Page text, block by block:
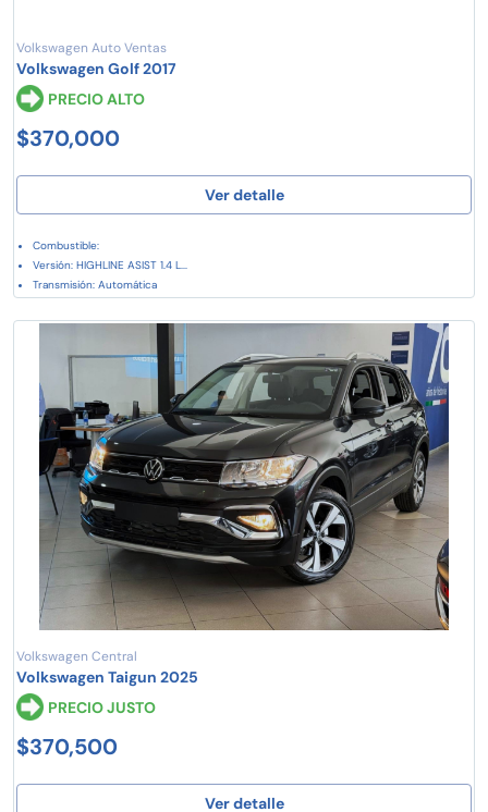
Volkswagen Auto Ventas
Volkswagen Golf 2017
PRECIO ALTO
$370,000
Ver detalle
Combustible:
Versión: HIGHLINE ASIST 1.4 L...
Transmisión: Automática
Volkswagen Central
Volkswagen Taigun 2025
PRECIO JUSTO
$370,500
Ver detalle